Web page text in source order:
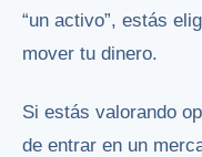
“un activo”, estás
mover tu dinero.
Si estás valorando
de entrar en un